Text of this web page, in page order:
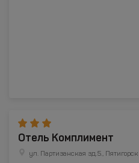
Отель Комплимент
ул. Партизанская зд.5., Пятигорск